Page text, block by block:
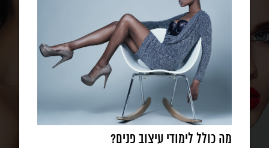
מה כולל לימודי עיצוב פנים?